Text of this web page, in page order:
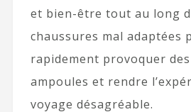
et bien-être tout au long
chaussures mal adaptées
rapidement provoquer
ampoules et rendre
voyage désagréable.